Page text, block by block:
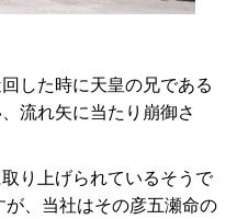
した時に天皇の兄である
流れ矢に当たり崩御さ
り上げられているそうで
、当社はその彦五瀬命の